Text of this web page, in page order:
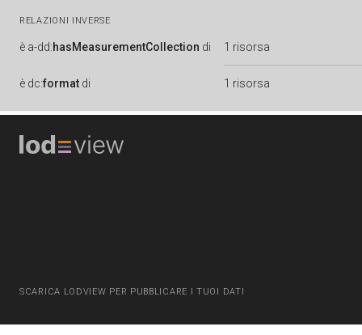
RELAZIONI INVERSE
è a-dd:hasMeasurementCollection di 1 risorsa
è dc:format di 1 risorsa
SCARICA LODVIEW PER PUBBLICARE I TUOI DATI